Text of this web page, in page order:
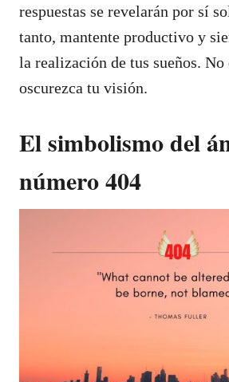
respuestas se revelarán por sí
tanto, mantente productivo y
la realización de tus sueños. No
oscurezca tu visión.
El simbolismo del
número 404